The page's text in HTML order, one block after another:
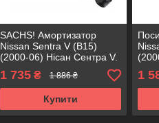
SACHS! Амортизатор
Nissan Sentra V (B15)
(2000-06) Нісан Сентра V.
Задній. 317134 , 341279
САКС
1 735₴ 1 886 ₴
Купити
1